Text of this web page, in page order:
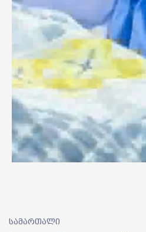
სამართალი